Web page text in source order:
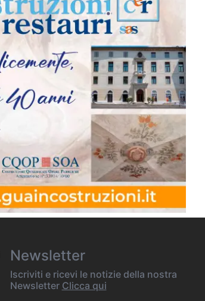
Newsletter
Iscriviti e ricevi le notizie della nostra
Newsletter Clicca qui